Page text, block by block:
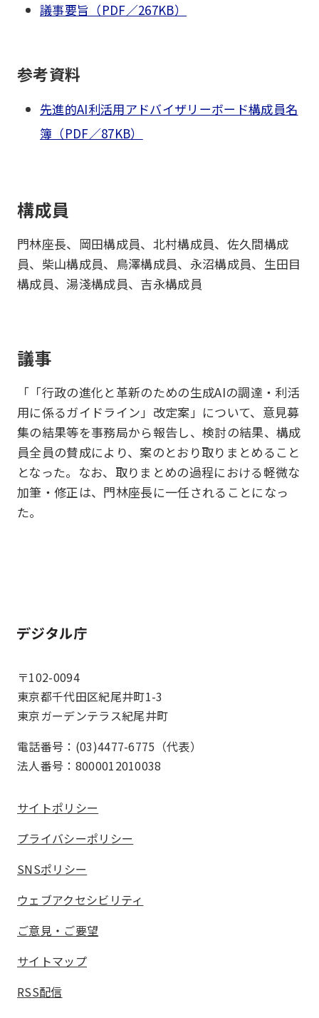
議事要旨（PDF／267KB）
参考資料
先進的AI利活用アドバイザリーボード構成員名
簿（PDF／87KB）
構成員
門林座長、岡田構成員、北村構成員、佐久間構成
員、柴山構成員、鳥澤構成員、永沼構成員、生田目
構成員、湯淺構成員、吉永構成員
議事
「「行政の進化と革新のための生成AIの調達・利活
用に係るガイドライン」改定案」について、意見募
集の結果等を事務局から報告し、検討の結果、構成
員全員の賛成により、案のとおり取りまとめること
となった。なお、取りまとめの過程における軽微な
加筆・修正は、門林座長に一任されることになっ
た。
ホーム
〒102-0094
東京都千代田区紀尾井町1-3
東京ガーデンテラス紀尾井町
電話番号：(03)4477-6775（代表）
法人番号：8000012010038
サイトポリシー
プライバシーポリシー
SNSポリシー
ウェブアクセシビリティ
ご意見・ご要望
サイトマップ
RSS配信